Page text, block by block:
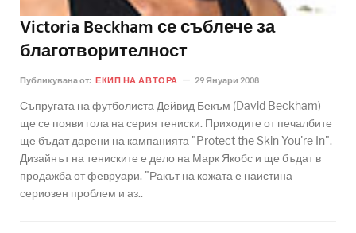
Victoria Beckham се съблече за
благотворителност
Публикувана от: ЕКИП НА АВТОРА 29 Януари 2008
Съпругата на футболиста Дейвид Бекъм (David Beckham)
ще се появи гола на серия тениски. Приходите от печалбите
ще бъдат дарени на кампанията "Protect the Skin You're In".
Дизайнът на тениските е дело на Марк Якобс и ще бъдат в
продажба от февруари. "Ракът на кожата е наистина
сериозен проблем и аз..